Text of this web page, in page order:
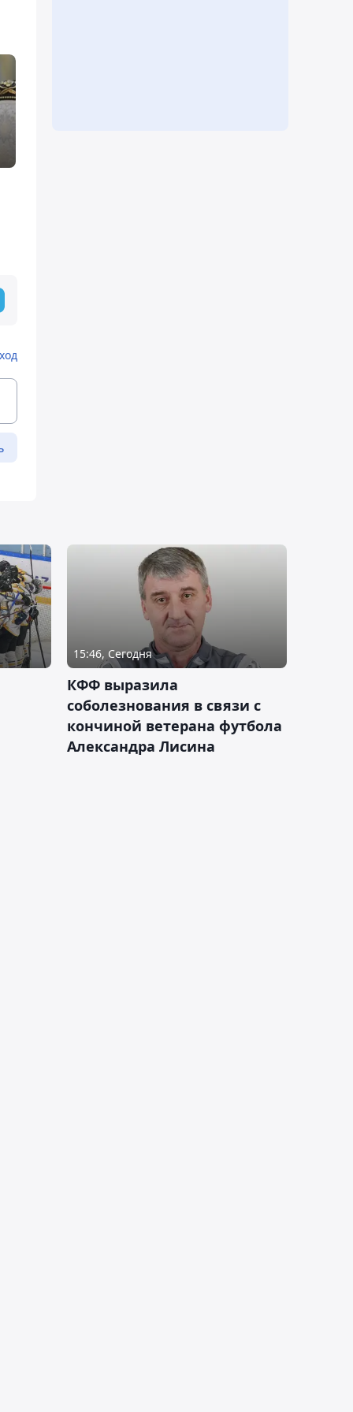
15:46, Сегодня
КФФ выразила
соболезнования в связи с
кончиной ветерана футбола
Александра Лисина